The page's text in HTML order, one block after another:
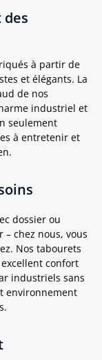
à partir de
et élégants. La
de nos
industriel et
seulement
à entretenir et
dossier ou
– chez nous, vous
Nos tabourets
confort
industriels sans
environnement